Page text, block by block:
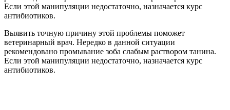
Если этой манипуляции недостаточно, назначается курс
антибиотиков.
Выявить точную причину этой проблемы поможет
ветеринарный врач. Нередко в данной ситуации
рекомендовано промывание зоба слабым раствором танина.
Если этой манипуляции недостаточно, назначается курс
антибиотиков.